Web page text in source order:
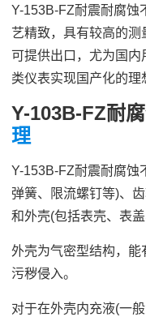
Y-153B-FZ耐震耐腐蚀
艺精致，具有较高的
可提供出口，尤为国
类仪表实现国产化的理
Y-103B-FZ耐
理
Y-153B-FZ耐震耐腐蚀
弹簧、限流螺钉等)、
和外壳(包括表壳、表
外壳为气密型结构，能
污秽侵入。
对于在外壳内充液(一